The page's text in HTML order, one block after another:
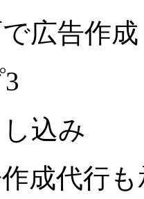
広告作成
込み
成代行